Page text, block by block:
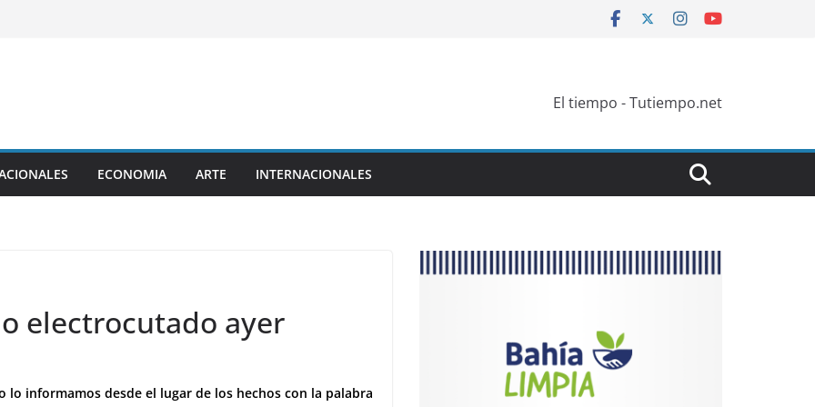
El tiempo - Tutiempo.net
ECONOMIA ARTE INTERNACIONALES
electrocutado ayer
lo informamos desde el lugar de los hechos con la palabra